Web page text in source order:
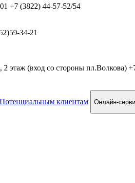
+7 (3822) 44-57-52/54
34-21
2 этаж (вход со стороны пл.Волкова)
Потенциальным клиентам Онлайн-